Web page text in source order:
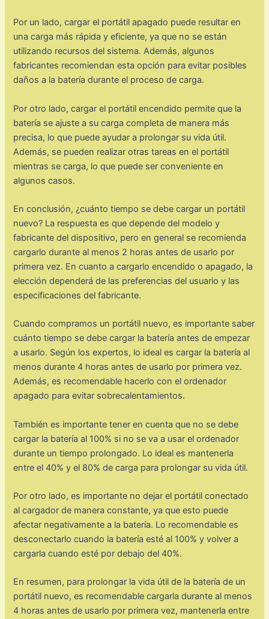
Por un lado, cargar el portátil apagado puede resultar en
una carga más rápida y eficiente, ya que no se están
utilizando recursos del sistema. Además, algunos
fabricantes recomiendan esta opción para evitar posibles
daños a la batería durante el proceso de carga.
Por otro lado, cargar el portátil encendido permite que la
batería se ajuste a su carga completa de manera más
precisa, lo que puede ayudar a prolongar su vida útil.
Además, se pueden realizar otras tareas en el portátil
mientras se carga, lo que puede ser conveniente en
algunos casos.
En conclusión, ¿cuánto tiempo se debe cargar un portátil
nuevo? La respuesta es que depende del modelo y
fabricante del dispositivo, pero en general se recomienda
cargarlo durante al menos 2 horas antes de usarlo por
primera vez. En cuanto a cargarlo encendido o apagado, la
elección dependerá de las preferencias del usuario y las
especificaciones del fabricante.
Cuando compramos un portátil nuevo, es importante saber
cuánto tiempo se debe cargar la batería antes de empezar
a usarlo. Según los expertos, lo ideal es cargar la batería al
menos durante 4 horas antes de usarlo por primera vez.
Además, es recomendable hacerlo con el ordenador
apagado para evitar sobrecalentamientos.
También es importante tener en cuenta que no se debe
cargar la batería al 100% si no se va a usar el ordenador
durante un tiempo prolongado. Lo ideal es mantenerla
entre el 40% y el 80% de carga para prolongar su vida útil.
Por otro lado, es importante no dejar el portátil conectado
al cargador de manera constante, ya que esto puede
afectar negativamente a la batería. Lo recomendable es
desconectarlo cuando la batería esté al 100% y volver a
cargarla cuando esté por debajo del 40%.
En resumen, para prolongar la vida útil de la batería de un
portátil nuevo, es recomendable cargarla durante al menos
4 horas antes de usarlo por primera vez, mantenerla entre